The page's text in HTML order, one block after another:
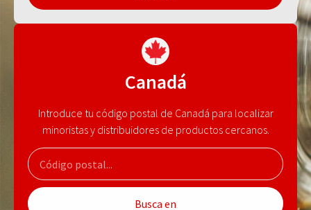
Canadá
Introduce tu código postal de Canadá para localizar
minoristas y distribuidores de productos cercanos.
Busca en